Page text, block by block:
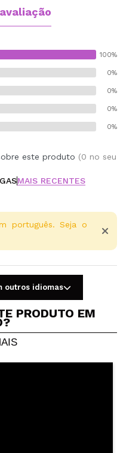
100%
0%
0%
0%
0%
este produto (0 no seu
MAIS RECENTES
ou uma foto
Imagine isso...
português. Seja o
outros idiomas
PRODUTO EM